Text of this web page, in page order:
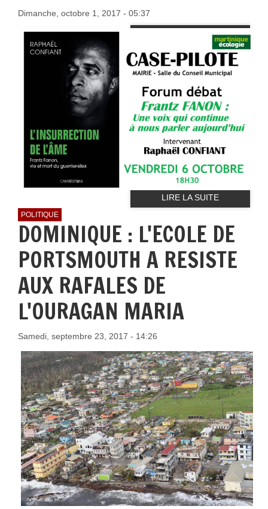
Dimanche, octobre 1, 2017 - 05:37
LIRE LA SUITE
POLITIQUE
DOMINIQUE : L'ECOLE DE
PORTSMOUTH A RESISTE
AUX RAFALES DE
L'OURAGAN MARIA
Samedi, septembre 23, 2017 - 14:26